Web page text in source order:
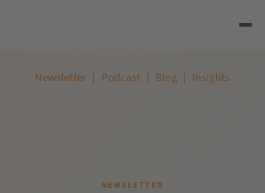
Newsletter | Podcast | Blog | Insights
NEWSLETTER